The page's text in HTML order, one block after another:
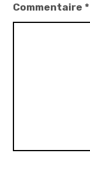
Commentaire*